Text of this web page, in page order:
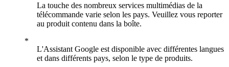
La touche des nombreux services multimédias de la
télécommande varie selon les pays. Veuillez vous reporter
au produit contenu dans la boîte.
L'Assistant Google est disponible avec différentes langues
et dans différents pays, selon le type de produits.